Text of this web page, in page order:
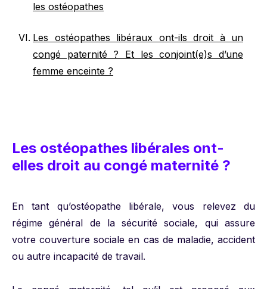
les ostéopathes
Les ostéopathes libéraux ont-ils droit à un
congé paternité ? Et les conjoint(e)s d’une
femme enceinte ?
Les ostéopathes libérales ont-
elles droit au congé maternité ?
En tant qu’ostéopathe libérale, vous relevez du
régime général de la sécurité sociale, qui assure
votre couverture sociale en cas de maladie, accident
ou autre incapacité de travail.